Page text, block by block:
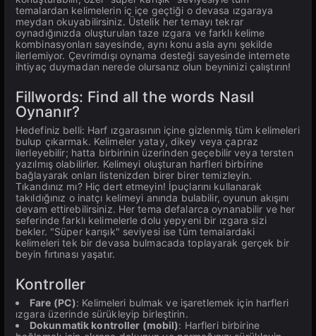
temalardan kelimelerin iç içe geçtiği o devasa ızgaraya
meydan okuyabilirsiniz. Üstelik her temayı tekrar
oynadığınızda oluşturulan taze ızgara ve farklı kelime
kombinasyonları sayesinde, aynı konu asla aynı şekilde
ilerlemiyor. Çevrimdışı oynama desteği sayesinde internete
ihtiyaç duymadan nerede olursanız olun beyninizi çalıştırın!
Fillwords: Find all the words Nasıl
Oynanır?
Hedefiniz belli: Harf ızgarasının içine gizlenmiş tüm kelimeleri
bulup çıkarmak. Kelimeler yatay, dikey veya çapraz
ilerleyebilir; hatta birbirinin üzerinden geçebilir veya tersten
yazılmış olabilirler. Kelimeyi oluşturan harfleri birbirine
bağlayarak onları listenizden birer birer temizleyin.
Tıkandınız mı? Hiç dert etmeyin! İpuçlarını kullanarak
takıldığınız o inatçı kelimeyi anında bulabilir, oyunun akışını
devam ettirebilirsiniz. Her tema defalarca oynanabilir ve her
seferinde farklı kelimelerle dolu yepyeni bir ızgara sizi
bekler. "Süper karışık" seviyesi ise tüm temalardaki
kelimeleri tek bir devasa bulmacada toplayarak gerçek bir
beyin fırtınası yaşatır.
Kontroller
Fare (PC): Kelimeleri bulmak ve işaretlemek için harfleri
ızgara üzerinde sürükleyip birleştirin.
Dokunmatik kontroller (mobil): Harfleri birbirine